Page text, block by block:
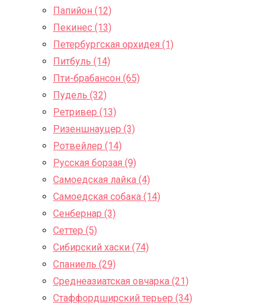
Папийон (12)
Пекинес (13)
Петербургская орхидея (1)
Питбуль (14)
Пти-брабансон (65)
Пудель (32)
Ретривер (13)
Ризеншнауцер (3)
Ротвейлер (14)
Русская борзая (9)
Самоедская лайка (4)
Самоедская собака (14)
Сенбернар (3)
Сеттер (5)
Сибирский хаски (74)
Спаниель (29)
Среднеазиатская овчарка (21)
Стаффордширский терьер (34)